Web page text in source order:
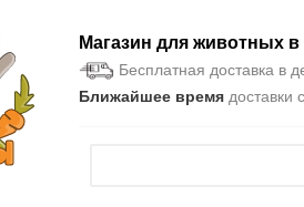
Магазин для животных
Бесплатная доставка в
Ближайшее время доставки